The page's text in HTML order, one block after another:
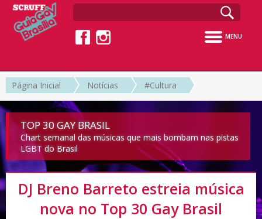
MENU
Página Inicial Notícias #Cultura
TOP 30 GAY BRASIL
Chart semanal das músicas que mais bombam nas pistas
LGBT do Brasil
DJ Breno Barreto estreia música
nova no Top 30 Gay Brasil